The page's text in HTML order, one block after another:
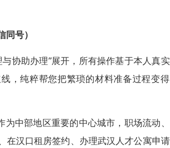
号）
协助办理”展开，所有操作基于本人真
，纯粹帮您把繁琐的材料准备过程变
为中部地区重要的中心城市，职场流动
在汉口租房签约、办理武汉人才公寓申